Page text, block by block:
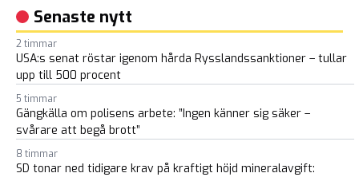
Senaste nytt
2 timmar
USA:s senat röstar igenom hårda Rysslandssanktioner – tullar
upp till 500 procent
5 timmar
Gängkälla om polisens arbete: ”Ingen känner sig säker –
svårare att begå brott”
8 timmar
SD tonar ned tidigare krav på kraftigt höjd mineralavgift: